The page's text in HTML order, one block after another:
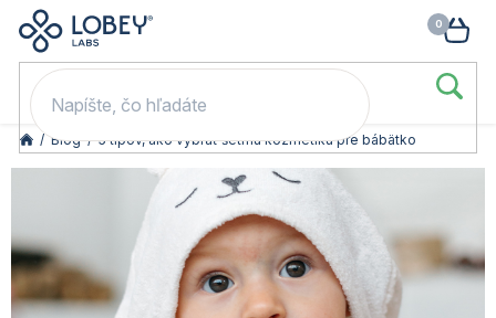
Prejsť
obsah
kódom LOB20 (nad 80 eur). 👉
/ Blog / 5 tipov, ako vybrať šetrnú kozmetiku pre bábätko